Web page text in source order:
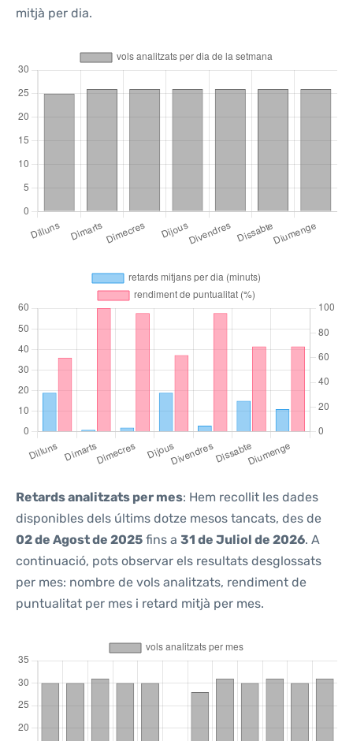
mitjà per dia.
Retards analitzats per mes: Hem recollit les dades
disponibles dels últims dotze mesos tancats, des de
02 de Agost de 2025 fins a 31 de Juliol de 2026. A
continuació, pots observar els resultats desglossats
per mes: nombre de vols analitzats, rendiment de
puntualitat per mes i retard mitjà per mes.